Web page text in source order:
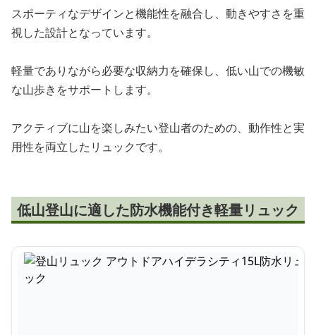
スポーティなデザインと機能性を融合し、動きやすさを重
視した設計となっています。
軽量でありながら必要な収納力を確保し、低い山での機敏
な山歩きをサポートします。
アクティブに山を楽しみたい登山者のための、動作性と実
用性を両立したリュックです。
低山登山に適した防水機能付き軽量リュック